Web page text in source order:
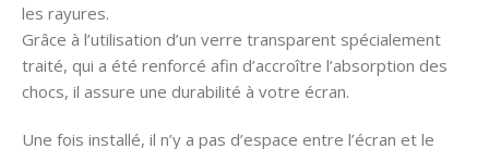
les rayures.
Grâce à l’utilisation d’un verre transparent spécialement
traité, qui a été renforcé afin d’accroître l’absorption des
chocs, il assure une durabilité à votre écran.
Une fois installé, il n’y a pas d’espace entre l’écran et le